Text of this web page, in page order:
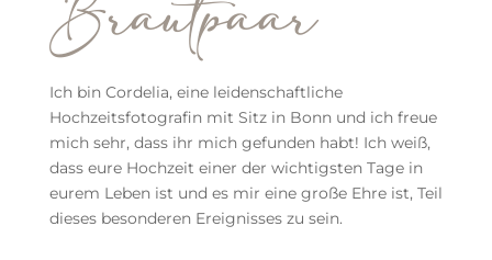
Brautpaar
Ich bin Cordelia, eine leidenschaftliche
Hochzeitsfotografin mit Sitz in Bonn und ich freue
mich sehr, dass ihr mich gefunden habt! Ich weiß,
dass eure Hochzeit einer der wichtigsten Tage in
eurem Leben ist und es mir eine große Ehre ist, Teil
dieses besonderen Ereignisses zu sein.